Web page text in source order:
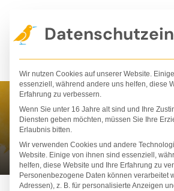
Inhalt
springen
Sanna
Wir nutzen Cookies auf unserer Website.
essenziell, während andere uns helfen, diese
Erfahrung zu verbessern.
Wenn Sie unter 16 Jahre alt sind und Ihre
Diensten geben möchten, müssen Sie Ihre
Erlaubnis bitten.
Wir verwenden Cookies und andere
Website. Einige von ihnen sind essenziell,
helfen, diese Website und Ihre Erfahrung zu
Personenbezogene Daten können verarbeitet
Adressen), z. B. für personalisierte Anzeigen